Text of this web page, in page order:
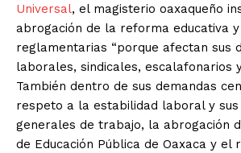
Universal, el magisterio oaxaqueño
abrogación de la reforma educativa
reglamentarias “porque afectan sus
laborales, sindicales, escalafonarios y
También dentro de sus demandas
respeto a la estabilidad laboral y sus
generales de trabajo, la abrogación
de Educación Pública de Oaxaca y el